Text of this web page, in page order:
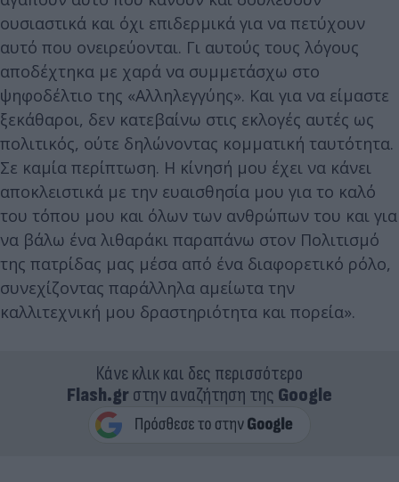
ουσιαστικά και όχι επιδερμικά για να πετύχουν
αυτό που ονειρεύονται. Γι αυτούς τους λόγους
αποδέχτηκα με χαρά να συμμετάσχω στο
ψηφοδέλτιο της «Αλληλεγγύης». Και για να είμαστε
ξεκάθαροι, δεν κατεβαίνω στις εκλογές αυτές ως
πολιτικός, ούτε δηλώνοντας κομματική ταυτότητα.
Σε καμία περίπτωση. Η κίνησή μου έχει να κάνει
αποκλειστικά με την ευαισθησία μου για το καλό
του τόπου μου και όλων των ανθρώπων του και για
να βάλω ένα λιθαράκι παραπάνω στον Πολιτισμό
της πατρίδας μας μέσα από ένα διαφορετικό ρόλο,
συνεχίζοντας παράλληλα αμείωτα την
καλλιτεχνική μου δραστηριότητα και πορεία».
Κάνε κλικ και δες περισσότερο
Flash.grστην αναζήτηση της Google